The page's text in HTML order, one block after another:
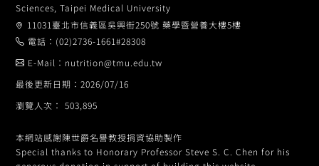
Sciences, Taipei Medical University
11031臺北市信義區吳興街250號 藥學暨營養大樓5樓
電話：(02)2736-1661#28308
瀏覽人次： 503,895
E-Mail：nutrition@tmu.edu.tw
最後更新日期：2026/07/16
本網站感謝陳世爵名譽教授捐資協助製作
Special thanks to Honorary Professor Steve S. C. Chen for his